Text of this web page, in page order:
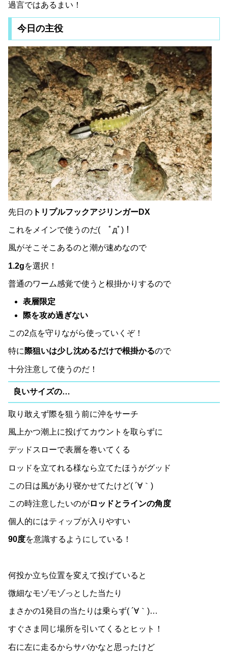
過言ではあるまい！
今日の主役
先日の トリプルフックアジリンガーDX
これをメインで使うのだ( ﾟдﾟ)！
風がそこそこあるのと潮が速めなので
1.2gを選択！
普通のワーム感覚で使うと根掛かりするので
表層限定
際を攻め過ぎない
この2点を守りながら使っていくぞ！
特に際狙いは少し沈めるだけで根掛かるので
十分注意して使うのだ！
良いサイズの…
取り敢えず際を狙う前に沖をサーチ
風上かつ潮上に投げてカウントを取らずに
デッドスローで表層を巻いてくる
ロッドを立てれる様なら立てたほうがグッド
この日は風があり寝かせてたけど( ´∀｀)
この時注意したいのがロッドとラインの角度
個人的にはティップが入りやすい
90度を意識するようにしている！
何投か立ち位置を変えて投げていると
微細なモゾモゾっとした当たり
まさかの1発目の当たりは乗らず( ´∀｀)…
すぐさま同じ場所を引いてくるとヒット！
右に左に走るからサバかなと思ったけど